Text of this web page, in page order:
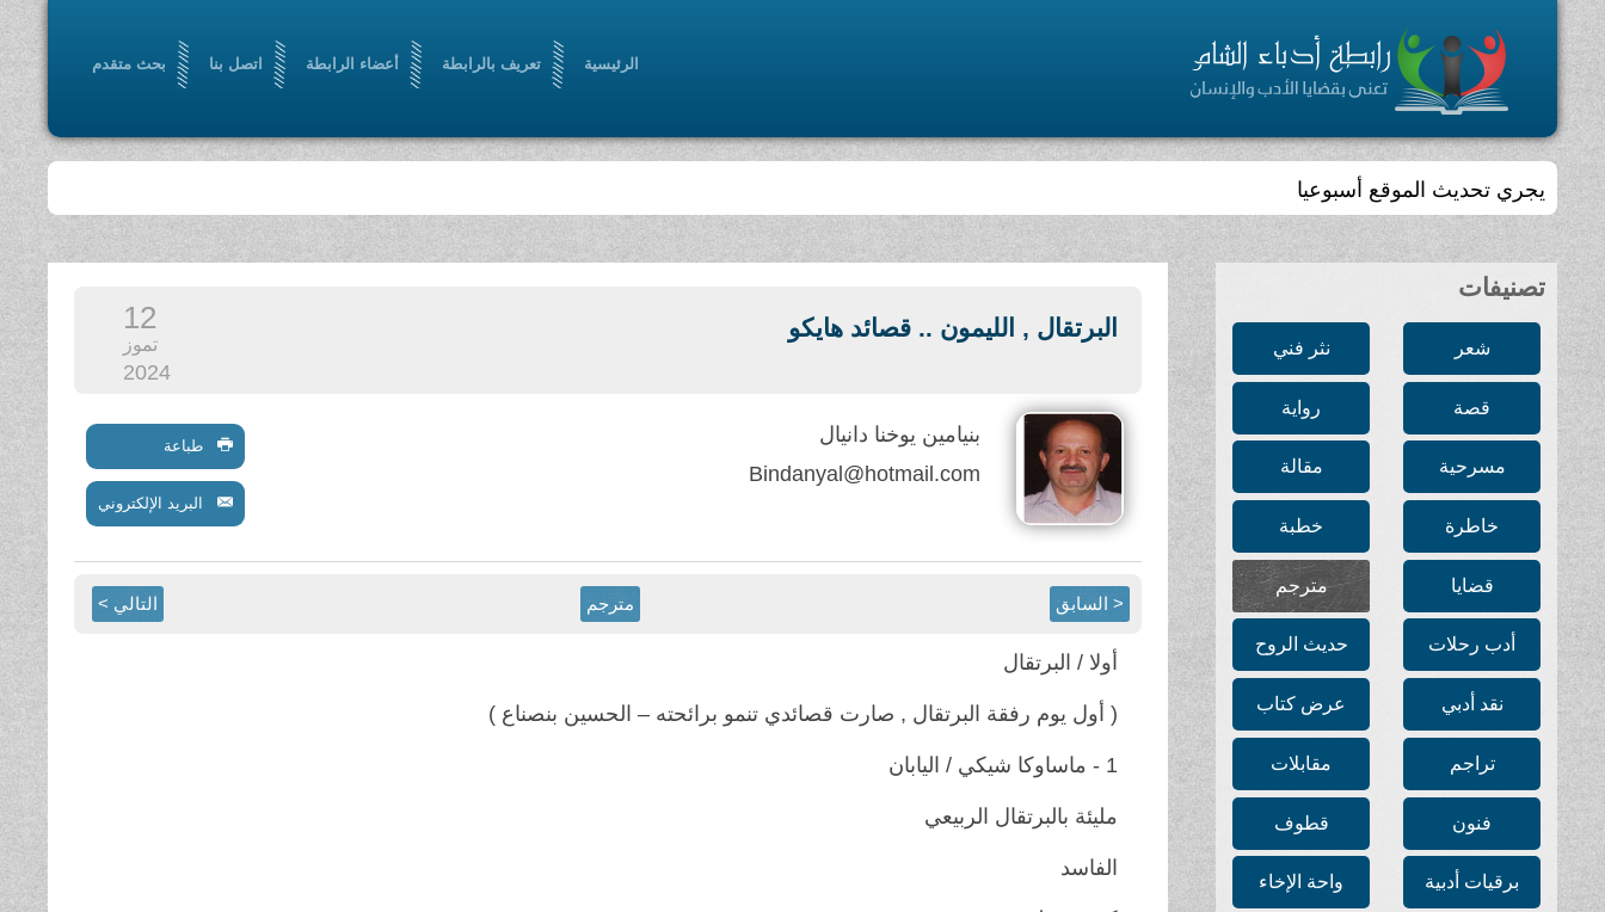
الرئيسية تعريف بالرابطة أعضاء الرابطة اتصل بنا بحث متقدم
يجري تحديث الموقع أسبوعيا
تصنيفات
شعر نثر فني
قصة رواية
مسرحية مقالة
خاطرة خطبة
قضايا مترجم
أدب رحلات حديث الروح
نقد أدبي عرض كتاب
تراجم مقابلات
فنون قطوف
برقيات أدبية واحة الإخاء
البرتقال , الليمون .. قصائد هايكو 12
تموز
2024
بنيامين يوخنا دانيال
Bindanyal@hotmail.com
طباعة
البريد الإلكتروني
< السابق مترجم التالي >
أولا / البرتقال
( أول يوم رفقة البرتقال , صارت قصائدي تنمو برائحته – الحسين بنصناع )
1 - ماساوكا شيكي / اليابان
مليئة بالبرتقال الربيعي
الفاسد